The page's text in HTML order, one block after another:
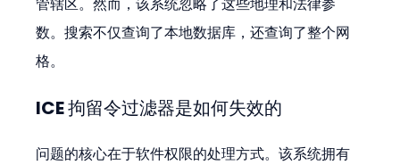
数。搜索不仅查询了本地数据库，还查询了整个网
格。
ICE 拘留令过滤器是如何失效的
问题的核心在于软件权限的处理方式。该系统拥有